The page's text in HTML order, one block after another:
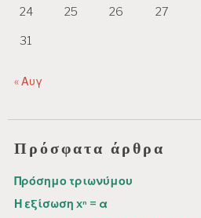
24 25 26 27
31
« Αυγ
Πρόσφατα άρθρα
Πρόσημο τριωνύμου
Η εξίσωση xⁿ = α